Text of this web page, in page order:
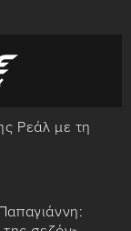
Ρεάλ με τη